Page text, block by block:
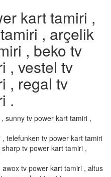
kart tamiri ,
, arçelik
, beko tv
, vestel tv
, regal tv
.
sunny tv power kart tamiri ,
telefunken tv power kart tamiri
tv power kart tamiri ,
tv power kart tamiri , altus